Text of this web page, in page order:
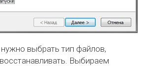
выбрать тип файлов,
Выбираем